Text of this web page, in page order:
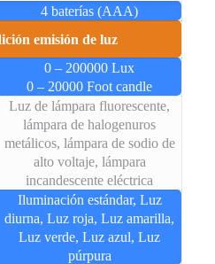
4 baterías (AAA)
emisión de luz
0 – 200000 Lux
0 – 20000 Foot candle
Luz de lámpara fluorescente,
lámpara de halogenuros
metálicos, lámpara de sodio de
alto voltaje, lámpara
incandescente eléctrica
Iluminación estándar, Luz
diurna, Luz roja, Luz amarilla,
Luz verde, Luz azul, Luz
púrpura